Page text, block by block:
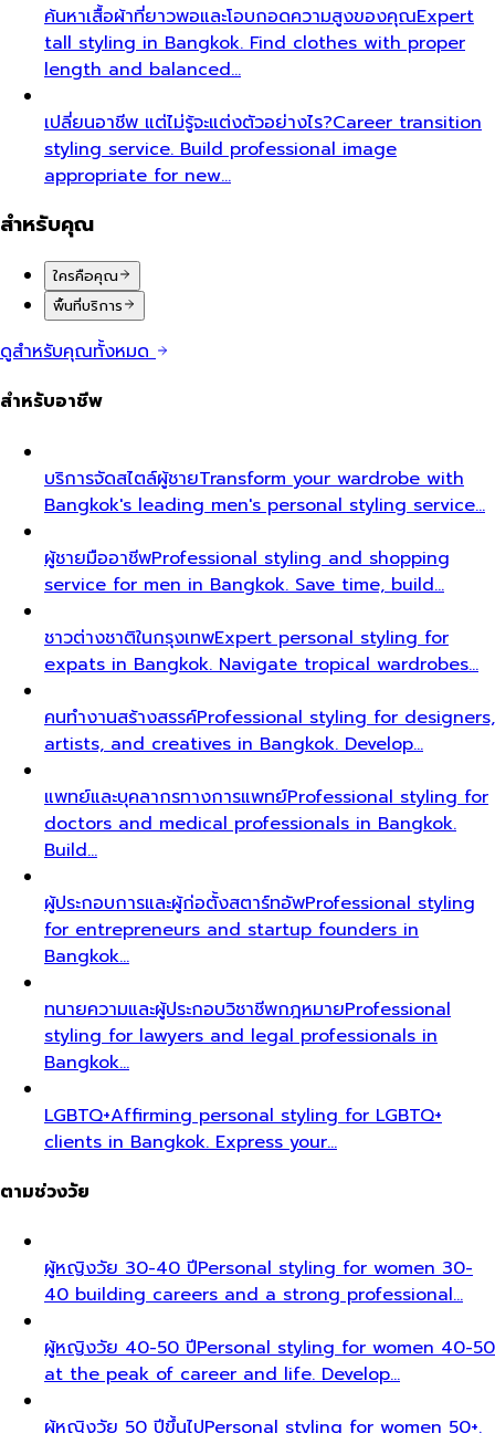
ค้นหาเสื้อผ้าที่ยาวพอและโอบกอดความสูงของคุณExpert
tall styling in Bangkok. Find clothes with proper
length and balanced…
เปลี่ยนอาชีพ แต่ไม่รู้จะแต่งตัวอย่างไร?Career transition
styling service. Build professional image
appropriate for new…
สำหรับคุณ
ใครคือคุณ
พื้นที่บริการ
ดูสำหรับคุณทั้งหมด
สำหรับอาชีพ
บริการจัดสไตล์ผู้ชายTransform your wardrobe with
Bangkok's leading men's personal styling service…
ผู้ชายมืออาชีพProfessional styling and shopping
service for men in Bangkok. Save time, build…
ชาวต่างชาติในกรุงเทพExpert personal styling for
expats in Bangkok. Navigate tropical wardrobes…
คนทำงานสร้างสรรค์Professional styling for designers,
artists, and creatives in Bangkok. Develop…
แพทย์และบุคลากรทางการแพทย์Professional styling for
doctors and medical professionals in Bangkok.
Build…
ผู้ประกอบการและผู้ก่อตั้งสตาร์ทอัพProfessional styling
for entrepreneurs and startup founders in
Bangkok…
ทนายความและผู้ประกอบวิชาชีพกฎหมายProfessional
styling for lawyers and legal professionals in
Bangkok…
LGBTQ+Affirming personal styling for LGBTQ+
clients in Bangkok. Express your…
ตามช่วงวัย
ผู้หญิงวัย 30-40 ปีPersonal styling for women 30-
40 building careers and a strong professional…
ผู้หญิงวัย 40-50 ปีPersonal styling for women 40-50
at the peak of career and life. Develop…
ผู้หญิงวัย 50 ปีขึ้นไปPersonal styling for women 50+.